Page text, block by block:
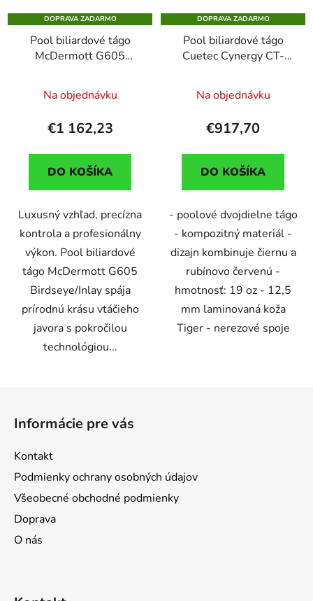
DOPRAVA ZADARMO
Pool biliardové tágo
McDermott G605
dvojdielne
Na objednávku
€1 162,23
DO KOŠÍKA
Luxusný vzhľad, precízna
kontrola a profesionálny
výkon. Pool biliardové
tágo McDermott G605
Birdseye/Inlay spája
prírodnú krásu vtáčieho
javora s pokročilou
technológiou...
DOPRAVA ZADARMO
Pool biliardové tágo
Cuetec Cynergy CT-
3/8 x 14, dvojdielne
Na objednávku
€917,70
DO KOŠÍKA
- poolové dvojdielne tágo
- kompozitný materiál -
dizajn kombinuje čiernu a
rubínovo červenú -
hmotnosť: 19 oz - 12,5
mm laminovaná koža
Tiger - nerezové spoje
Informácie pre vás
Kontakt
Podmienky ochrany osobných údajov
Všeobecné obchodné podmienky
Doprava
O nás